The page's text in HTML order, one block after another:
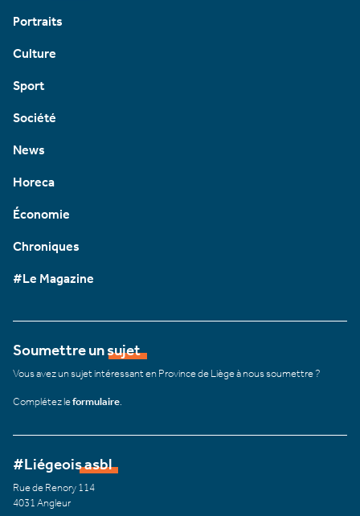
Portraits
Culture
Sport
Société
News
Horeca
Économie
Chroniques
#Le Magazine
Soumettre un sujet
Vous avez un sujet intéressant en Province de Liège à nous soumettre ?
Complétez leformulaire
#Liégeois asbl
Rue de Renory 114
4031 Angleur